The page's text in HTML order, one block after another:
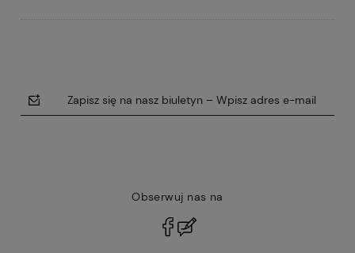
Zapisz się na nasz biuletyn – Wpisz adres e-mail
Obserwuj nas na